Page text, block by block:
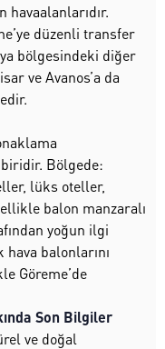
havaalanlarıdır.
düzenli transfer
bölgesindeki diğer
ve Avanos’a da
Bölgede:
lüks oteller,
balon manzaralı
yoğun ilgi
balonlarını
Göreme’de
Son Bilgiler
ve doğal